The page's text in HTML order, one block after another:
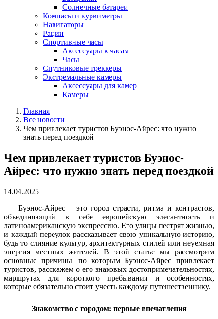
Солнечные батареи
Компасы и курвиметры
Навигаторы
Рации
Спортивные часы
Аксессуары к часам
Часы
Спутниковые треккеры
Экстремальные камеры
Аксессуары для камер
Камеры
Главная
Все новости
Чем привлекает туристов Буэнос-Айрес: что нужно
знать перед поездкой
Чем привлекает туристов Буэнос-
Айрес: что нужно знать перед поездкой
14.04.2025
Буэнос-Айрес – это город страсти, ритма и контрастов,
объединяющий в себе европейскую элегантность и
латиноамериканскую экспрессию. Его улицы пестрят жизнью,
и каждый переулок рассказывает свою уникальную историю,
будь то слияние культур, архитектурных стилей или неуемная
энергия местных жителей. В этой статье мы рассмотрим
основные причины, по которым Буэнос-Айрес привлекает
туристов, расскажем о его знаковых достопримечательностях,
маршрутах для короткого пребывания и особенностях,
которые обязательно стоит учесть каждому путешественнику.
Знакомство с городом: первые впечатления